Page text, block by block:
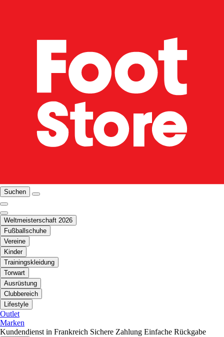
Suchen
Weltmeisterschaft 2026
Fußballschuhe
Vereine
Kinder
Trainingskleidung
Torwart
Ausrüstung
Clubbereich
Lifestyle
Outlet
Marken
Kundendienst in Frankreich Sichere Zahlung Einfache Rückgabe